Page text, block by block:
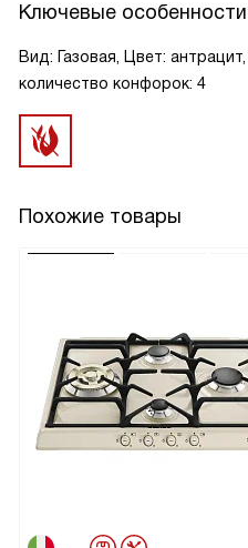
Ключевые особенности
Вид: Газовая, Цвет:
количество конфорок: 4
Похожие товары